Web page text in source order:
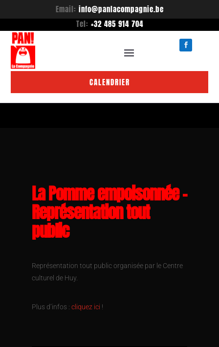
Email: info@panlacompagnie.be
Tel: +32 485 914 704
CALENDRIER
La Pomme empoisonnée –
Représentation tout
public
Représentation tout public organisée par le Centre
culturel de Huy.
Plus d’infos : cliquez ici !